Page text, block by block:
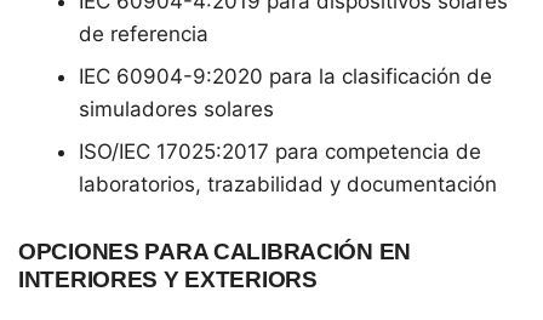
de referencia
IEC 60904-9:2020 para la clasificación de
simuladores solares
ISO/IEC 17025:2017 para competencia de
laboratorios, trazabilidad y documentación
OPCIONES PARA CALIBRACIÓN EN
INTERIORES Y EXTERIORS